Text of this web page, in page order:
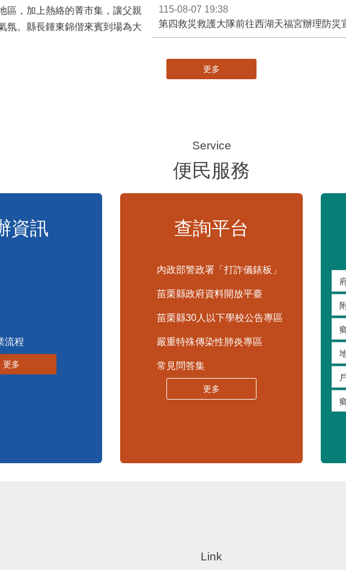
區，加上熱絡的菁市集，讓父親
氛。縣長鍾東錦偕來賓到場為大
115-08-07 19:38
第四救災救護大隊前往西湖天福宮辦理防災
更多
便民服務
資訊
流程
更多
查詢平台
內政部警政署「打詐儀錶板」
苗栗縣政府資料開放平臺
苗栗縣30人以下學校公告專區
嚴重特殊傳染性肺炎專區
常見問答集
更多